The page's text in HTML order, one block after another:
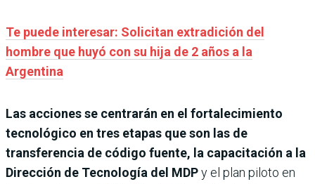
Te puede interesar: Solicitan extradición del
hombre que huyó con su hija de 2 años a la
Argentina
Las acciones se centrarán en el fortalecimiento
tecnológico en tres etapas que son las de
transferencia de código fuente, la capacitación a la
Dirección de Tecnología del MDPy el plan piloto en